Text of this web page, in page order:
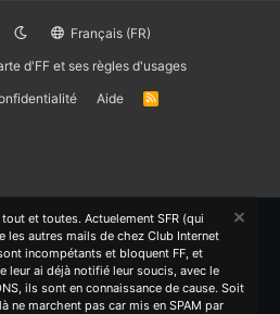
Français (FR)
d'FF et ses règles d'usages
Aide
R
et toutes. Actuelement SFR (qui
les autres mails de chez Club Internet
incompétants et bloquent FF, et
leur ai déjà notifié leur soucis, avec le
ils sont en connaissance de cause. Soit
ne marchent pas car mis en SPAM par